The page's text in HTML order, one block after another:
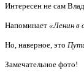
Интересен не сам
Напоминает «Ленин в
Но, наверное, это
Замечательное фото!